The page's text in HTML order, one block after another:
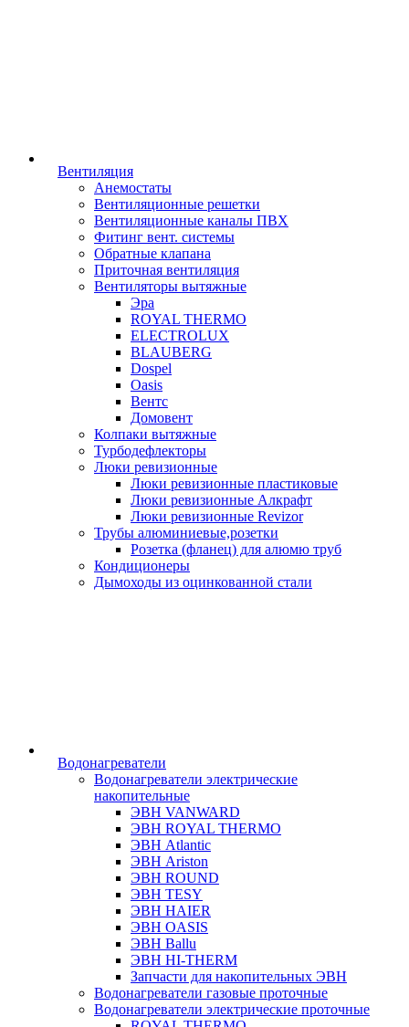
Вентиляция
Анемостаты
Вентиляционные решетки
Вентиляционные каналы ПВХ
Фитинг вент. системы
Обратные клапана
Приточная вентиляция
Вентиляторы вытяжные
Эра
ROYAL THERMO
ELECTROLUX
BLAUBERG
Dospel
Oasis
Вентс
Домовент
Колпаки вытяжные
Турбодефлекторы
Люки ревизионные
Люки ревизионные пластиковые
Люки ревизионные Алкрафт
Люки ревизионные Revizor
Трубы алюминиевые,розетки
Розетка (фланец) для алюмю труб
Кондиционеры
Дымоходы из оцинкованной стали
Водонагреватели
Водонагреватели электрические
накопительные
ЭВН VANWARD
ЭВН ROYAL THERMO
ЭВН Atlantic
ЭВН Ariston
ЭВН ROUND
ЭВН TESY
ЭВН HAIER
ЭВН OASIS
ЭВН Ballu
ЭВН HI-THERM
Запчасти для накопительных ЭВН
Водонагреватели газовые проточные
Водонагреватели электрические проточные